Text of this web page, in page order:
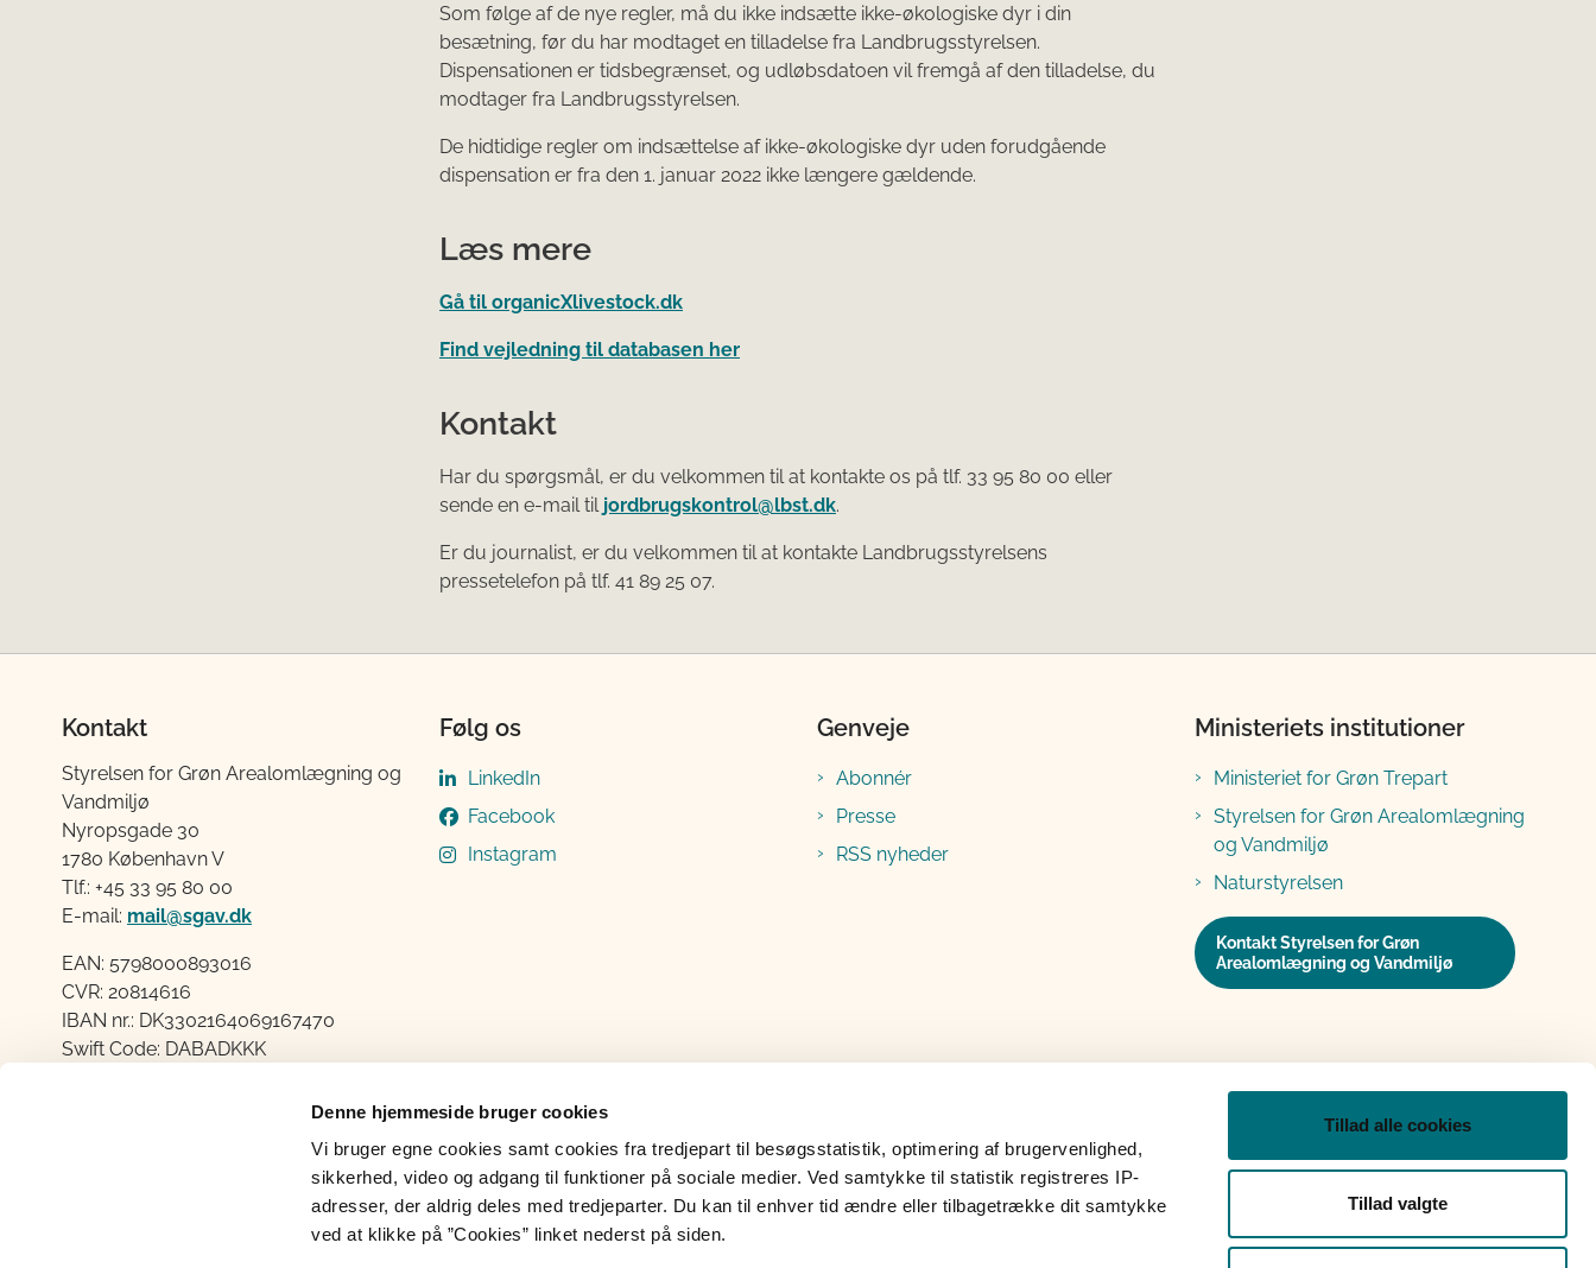
Denne hjemmeside bruger cookies
Vi bruger egne cookies samt cookies fra tredjepart til besøgsstatistik, optimering af brugervenlighed,
sikkerhed, video og adgang til funktioner på sociale medier. Ved samtykke til statistik registreres IP-
adresser, der aldrig deles med tredjeparter. Du kan til enhver tid ændre eller tilbagetrække dit samtykke
ved at klikke på ”Cookies” linket nederst på siden.
Tillad alle cookies
Tillad valgte
Som følge af de nye regler, må du ikke indsætte ikke-økologiske dyr i din
besætning, før du har modtaget en tilladelse fra Landbrugsstyrelsen.
Dispensationen er tidsbegrænset, og udløbsdatoen vil fremgå af den tilladelse, du
modtager fra Landbrugsstyrelsen.
De hidtidige regler om indsættelse af ikke-økologiske dyr uden forudgående
dispensation er fra den 1. januar 2022 ikke længere gældende.
Læs mere
Gå til organicXlivestock.dk
Find vejledning til databasen her
Kontakt
Har du spørgsmål, er du velkommen til at kontakte os på tlf. 33 95 80 00 eller
sende en e-mail til jordbrugskontrol@lbst.dk.
Er du journalist, er du velkommen til at kontakte Landbrugsstyrelsens
pressetelefon på tlf. 41 89 25 07.
Kontakt
Styrelsen for Grøn Arealomlægning og
Vandmiljø
Nyropsgade 30
1780 København V
Tlf.: +45 33 95 80 00
E-mail: mail@sgav.dk
EAN: 5798000893016
CVR: 20814616
IBAN nr.: DK3302164069167470
Swift Code: DABADKKK
Mandag – Torsdag fra 08.30 – 15.00
Følg os
LinkedIn
Facebook
Instagram
Genveje
Abonnér
Presse
RSS nyheder
Ministeriets institutioner
Ministeriet for Grøn Trepart
Styrelsen for Grøn Arealomlægning
og Vandmiljø
Naturstyrelsen
Kontakt Styrelsen for Grøn
Arealomlægning og Vandmiljø